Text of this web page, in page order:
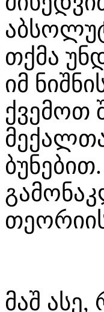
თქმა
იმ
ქვემოთ
მაშ